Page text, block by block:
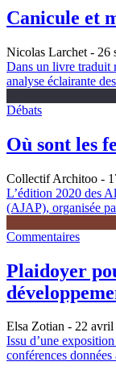
Canicule et
Nicolas Larchet - 26
Dans un livre traduit
analyse éclairante
Débats
Où sont les
Collectif Architoo -
L’édition 2020 des
(AJAP), organisée
Commentaires
Plaidoyer
Elsa Zotian - 22 avril
Issu d’une
conférences